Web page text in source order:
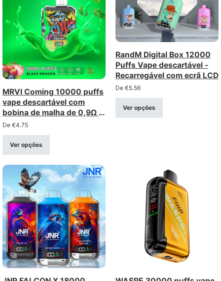
MRVI Coming 10000 puffs
vape descartável com
bobina de malha de 0,9Ω e
display de energia
De €4.75
Ver opções
RandM Digital Box 12000
Puffs Vape descartável -
Recarregável com ecrã LCD
De €5.56
Ver opções